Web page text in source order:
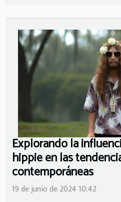
Explorando la
hippie en las
contemporáneas
19 de junio de 2024 10:42